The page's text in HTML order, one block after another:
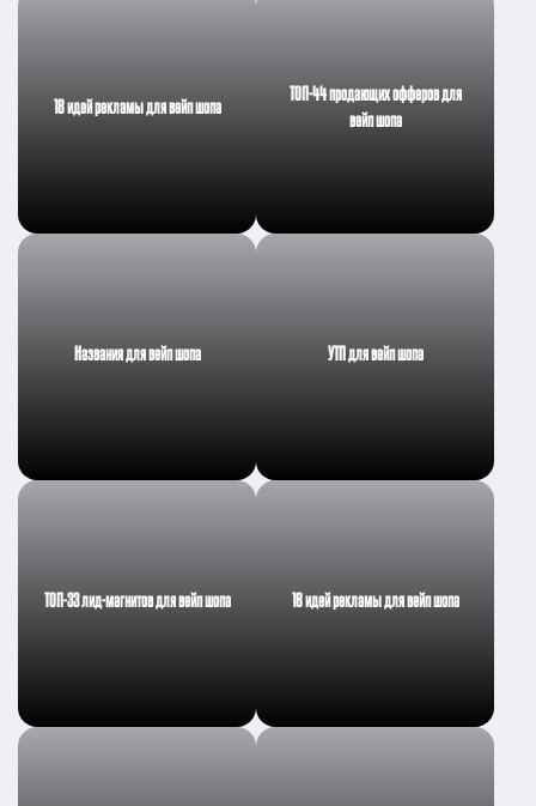
18 идей рекламы для вейп шопа
ТОП-44 продающих офферов для
вейп шопа
Названия для вейп шопа УТП для вейп шопа
ТОП-33 лид-магнитов для вейп шопа 18 идей рекламы для вейп шопа